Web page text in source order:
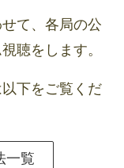
て、各局の公
聴をします。
下をご覧くだ
一覧